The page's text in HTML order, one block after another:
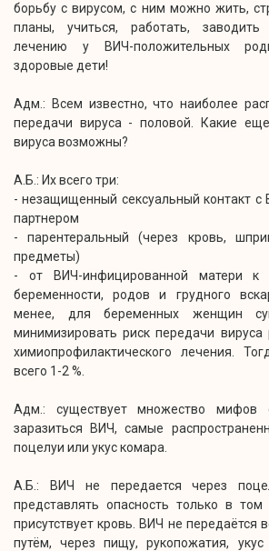
борьбу с вирусом, с ним можно жить,
планы, учиться, работать,
лечению у ВИЧ-положительных
здоровые дети!
Адм.: Всем известно, что наиболее
передачи вируса - половой. Какие
вируса возможны?
А.Б.: Их всего три:
- незащищенный сексуальный контакт
партнером
- парентеральный (через кровь,
предметы)
- от ВИЧ-инфицированной матери к
беременности, родов и грудного
менее, для беременных женщин
минимизировать риск передачи
химиопрофилактического лечения.
всего 1-2 %.
Адм.: существует множество
заразиться ВИЧ, самые
поцелуи или укус комара.
А.Б.: ВИЧ не передается через
представлять опасность только в
присутствует кровь. ВИЧ не передаётся
путём, через пищу, рукопожатия,